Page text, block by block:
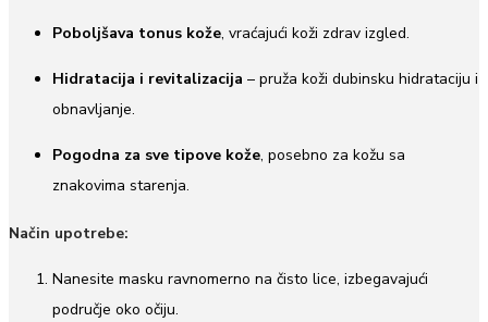
Poboljšava tonus kože, vraćajući koži zdrav izgled.
Hidratacija i revitalizacija – pruža koži dubinsku hidrataciju i
obnavljanje.
Pogodna za sve tipove kože, posebno za kožu sa
znakovima starenja.
Način upotrebe:
Nanesite masku ravnomerno na čisto lice, izbegavajući
područje oko očiju.